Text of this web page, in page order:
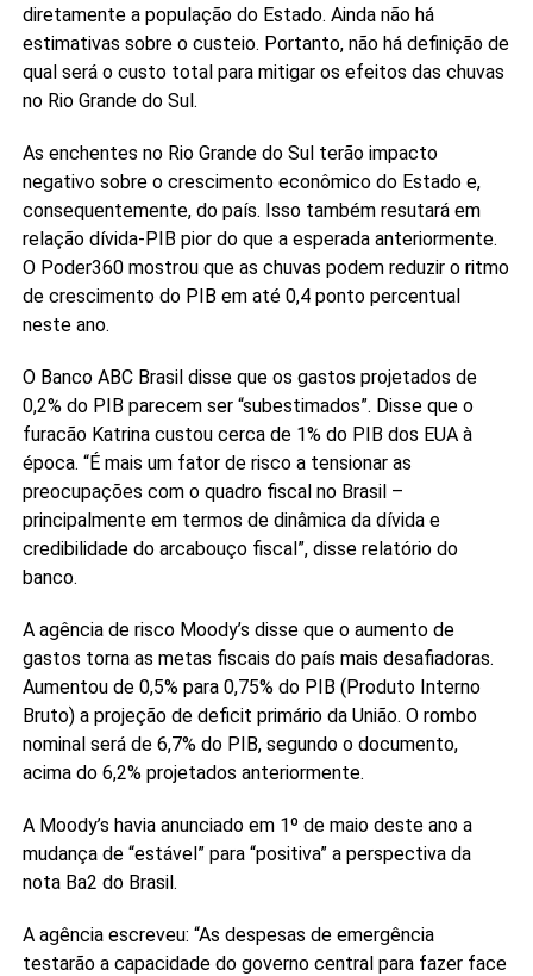
diretamente a população do Estado. Ainda não há
estimativas sobre o custeio. Portanto, não há definição de
qual será o custo total para mitigar os efeitos das chuvas
no Rio Grande do Sul.
As enchentes no Rio Grande do Sul terão impacto
negativo sobre o crescimento econômico do Estado e,
consequentemente, do país. Isso também resutará em
relação dívida-PIB pior do que a esperada anteriormente.
O Poder360 mostrou que as chuvas podem reduzir o ritmo
de crescimento do PIB em até 0,4 ponto percentual
neste ano.
O Banco ABC Brasil disse que os gastos projetados de
0,2% do PIB parecem ser “subestimados”. Disse que o
furacão Katrina custou cerca de 1% do PIB dos EUA à
época. “É mais um fator de risco a tensionar as
preocupações com o quadro fiscal no Brasil –
principalmente em termos de dinâmica da dívida e
credibilidade do arcabouço fiscal”, disse relatório do
banco.
A agência de risco Moody’s disse que o aumento de
gastos torna as metas fiscais do país mais desafiadoras.
Aumentou de 0,5% para 0,75% do PIB (Produto Interno
Bruto) a projeção de deficit primário da União. O rombo
nominal será de 6,7% do PIB, segundo o documento,
acima do 6,2% projetados anteriormente.
A Moody’s havia anunciado em 1º de maio deste ano a
mudança de “estável” para “positiva” a perspectiva da
nota Ba2 do Brasil.
A agência escreveu: “As despesas de emergência
testarão a capacidade do governo central para fazer face